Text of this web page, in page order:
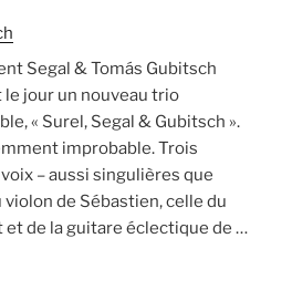
Segal & Tomás Gubitsch
le jour un nouveau trio
« Surel, Segal & Gubitsch ».
improbable. Trois
– aussi singulières que
violon de Sébastien, celle du
de la guitare éclectique de …